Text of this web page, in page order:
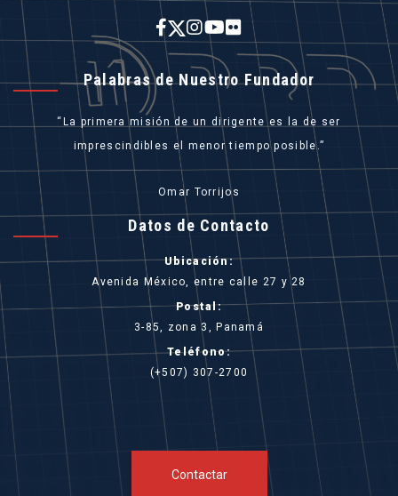
Palabras de Nuestro Fundador
La primera misión de un dirigente es la de ser
imprescindibles el menor tiempo posible.
Omar Torrijos
Datos de Contacto
Ubicación:
Avenida México, entre calle 27 y 28
Postal:
3-85, zona 3, Panamá
Teléfono:
(+507) 307-2700
Contactar